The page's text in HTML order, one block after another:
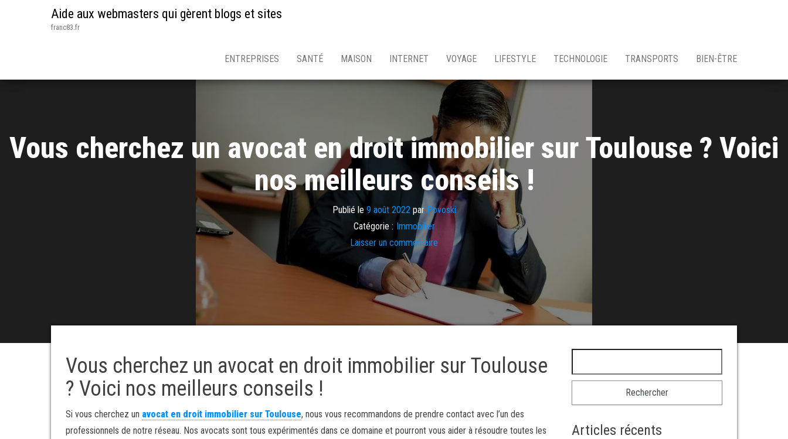
Aide aux webmasters qui gèrent blogs et sites
franc83.fr
ENTREPRISES SANTÉ MAISON INTERNET VOYAGE LIFESTYLE TECHNOLOGIE TRANSPORTS BIEN-ÊTRE
Vous cherchez un avocat en droit immobilier sur Toulouse ? Voici
nos meilleurs conseils !
Publié le 9 août 2022 par Povoski
Catégorie : Immobilier
Laisser un commentaire
Vous cherchez un avocat en droit immobilier sur Toulouse
? Voici nos meilleurs conseils !
Si vous cherchez un avocat en droit immobilier sur Toulouse, nous vous recommandons de prendre contact avec l’un des
professionnels de notre réseau. Nos avocats sont tous expérimentés dans ce domaine et pourront vous aider à résoudre toutes les
Articles récents